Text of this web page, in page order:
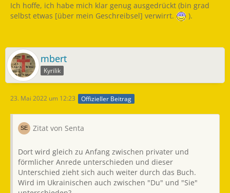
Ich hoffe, ich habe mich klar genug ausgedrückt (bin grad
selbst etwas [über mein Geschreibsel] verwirrt.
).
mbert
Kyrilik
23. Mai 2022 um 12:23 Offizieller Beitrag
Zitat von Senta
Dort wird gleich zu Anfang zwischen privater und
förmlicher Anrede unterschieden und dieser
Unterschied zieht sich auch weiter durch das Buch.
Wird im Ukrainischen auch zwischen "Du" und "Sie"